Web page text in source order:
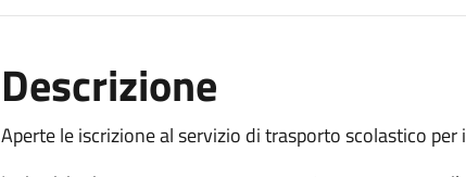
Descrizione
Aperte le iscrizione al servizio di trasporto scolastico